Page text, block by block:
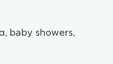
baby showers,